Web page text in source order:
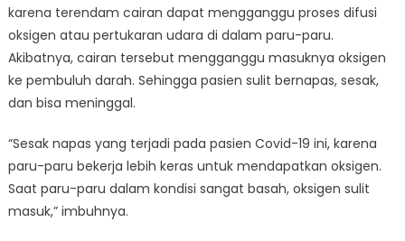
karena terendam cairan dapat mengganggu proses difusi
oksigen atau pertukaran udara di dalam paru-paru.
Akibatnya, cairan tersebut mengganggu masuknya oksigen
ke pembuluh darah. Sehingga pasien sulit bernapas, sesak,
dan bisa meninggal.
“Sesak napas yang terjadi pada pasien Covid-19 ini, karena
paru-paru bekerja lebih keras untuk mendapatkan oksigen.
Saat paru-paru dalam kondisi sangat basah, oksigen sulit
masuk,” imbuhnya.